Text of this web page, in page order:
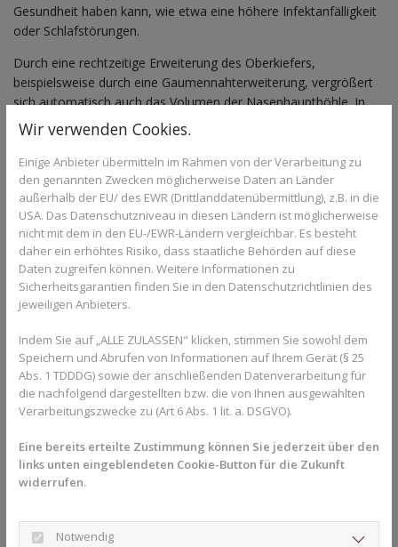
Gesundheit haben kann, wie etwa eine höhere Infektanfälligkeit
oder Schlafstörungen.
Durch eine rechtzeitige Erweiterung des Oberkiefers,
beispielsweise durch eine Gaumennahterweiterung, vergrößert
sich automatisch auch das Volumen der Nasenhaupthöhle. In
der Praxis Dr. Barloi beobachten wir regelmäßig, dass Patienten
nach einer erfolgreichen Korrektur deutlich besser durch die
Nase atmen können. Dies verbessert nicht nur die
Sauerstoffversorgung, sondern steigert auch die allgemeine
Vitalität und Konzentrationsfähigkeit im Alltag.
Die rechtzeitige Erweiterung im
Kindesalter
Oberkiefers besonders effektiv. Da die Gaumennaht in dieser
Phase noch nicht verknöchert ist, lässt sich der Kiefer sanft und
schmerzfrei dehnen. Wir nutzen hierfür moderne Apparaturen,
die exakt auf die Anatomie des Kindes abgestimmt sind. Je
Gesichtswachstum entfalten und desto stabiler bleibt das
Ergebnis.
die Enge des Kiefers präzise vermessen, ohne dass das Kind
eine unangenehme Abdruckmasse im Mund ertragen muss. Wir
Wir verwenden Cookies.
Einige Anbieter übermitteln im Rahmen von der Verarbeitung zu
den genannten Zwecken möglicherweise Daten an Länder
außerhalb der EU/ des EWR (Drittlanddatenübermittlung), z.B. in die
USA. Das Datenschutzniveau in diesen Ländern ist möglicherweise
nicht mit dem in den EU-/EWR-Ländern vergleichbar. Es besteht
daher ein erhöhtes Risiko, dass staatliche Behörden auf diese
Daten zugreifen können. Weitere Informationen zu
Sicherheitsgarantien finden Sie in den Datenschutzrichtlinien des
jeweiligen Anbieters.
Indem Sie auf „ALLE ZULASSEN" klicken, stimmen Sie sowohl dem
Speichern und Abrufen von Informationen auf Ihrem Gerät (§ 25
Abs. 1 TDDDG) sowie der anschließenden Datenverarbeitung für
die nachfolgend dargestellten bzw. die von Ihnen ausgewählten
Verarbeitungszwecke zu (Art 6 Abs. 1 lit. a. DSGVO).
Eine bereits erteilte Zustimmung können Sie jederzeit über den
links unten eingeblendeten Cookie-Button für die Zukunft
widerrufen.
Notwendig